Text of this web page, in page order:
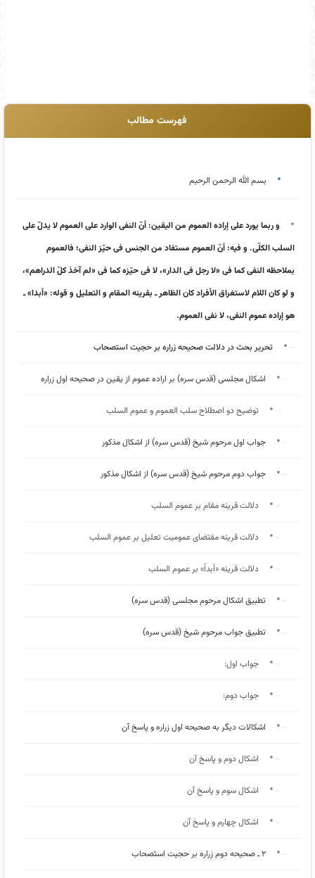
فهرست مطالب
بسم الله الرحمن الرحیم
و ربما یورد على إراده العموم من الیقین: أنّ النفی الوارد على العموم لا یدلّ على
السلب الکلّی. و فیه: أنّ العموم مستفاد من الجنس فی حیّز النفی؛ فالعموم
بملاحظه النفی کما فی «لا رجل فی الدار»، لا فی حیّزه کما فی «لم آخذ کلّ الدراهم»،
و لو کان اللام لاستغراق الأفراد کان الظاهر ـ بقرینه المقام و التعلیل و قوله: «أبدا» ـ
هو إراده عموم النفی، لا نفی العموم.
تحریر بحث در دلالت صحیحه زراره بر حجیت استصحاب
اشکال مجلسی (قدس سره) بر اراده عموم از یقین در صحیحه اول زراره
توضیح دو اصطلاح سلب العموم و عموم السلب
جواب اول مرحوم شیخ (قدس سره) از اشکال مذکور
جواب دوم مرحوم شیخ (قدس سره) از اشکال مذکور
دلالت قرینه مقام بر عموم السلب
دلالت قرینه مقتضای عمومیت تعلیل بر عموم السلب
دلالت قرینه «أبداً» بر عموم السلب
تطبیق اشکال مرحوم مجلسی (قدس سره)
تطبیق جواب مرحوم شیخ (قدس سره)
جواب اول:
جواب دوم:
اشکالات دیگر به صحیحه اول زراره و پاسخ آن
اشکال دوم و پاسخ آن
اشکال سوم و پاسخ آن
اشکال چهارم و پاسخ آن
٢ ـ صحیحه دوم زراره بر حجیت استصحاب